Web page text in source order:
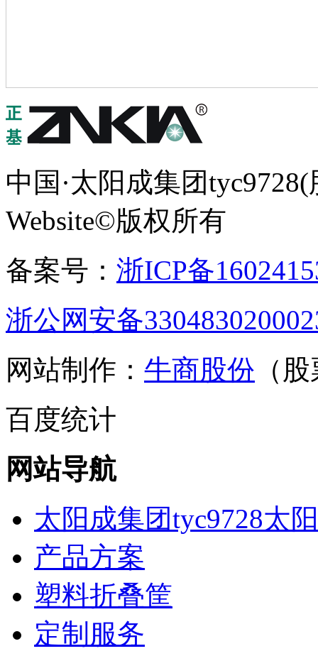
中国·太阳成集团
Website©版权所有
备案号： 浙ICP备
浙公网安备
网站制作： 牛商股份 （
百度统计
网站导航
太阳成集团tyc9728太
产品方案
塑料折叠筐
定制服务